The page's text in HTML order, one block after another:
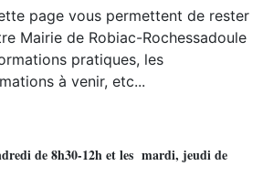
page vous permettent de rester
Mairie de Robiac-Rochessadoule
pratiques, les
à venir, etc...
de 8h30-12h et les mardi, jeudi de